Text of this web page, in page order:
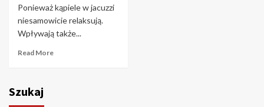
Ponieważ kąpiele w jacuzzi
niesamowicie relaksują.
Wpływają także...
Read More
Szukaj